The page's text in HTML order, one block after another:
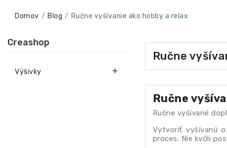
Domov Blog Ručne vyšívanie ako hobby a relax
Creashop
Výšivky 
Ručne
Ručne
Ručne vyšívané
Vytvoriť vyšívanú
proces. Nie kvôli